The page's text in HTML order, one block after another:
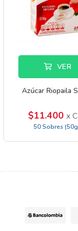
VER
Azúcar Riopaila
$11.400 x
50 Sobres